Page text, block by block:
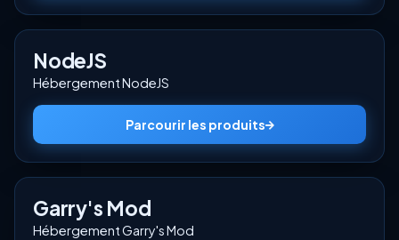
NodeJS
Hébergement NodeJS
Parcourir les produits
Garry's Mod
Hébergement Garry's Mod